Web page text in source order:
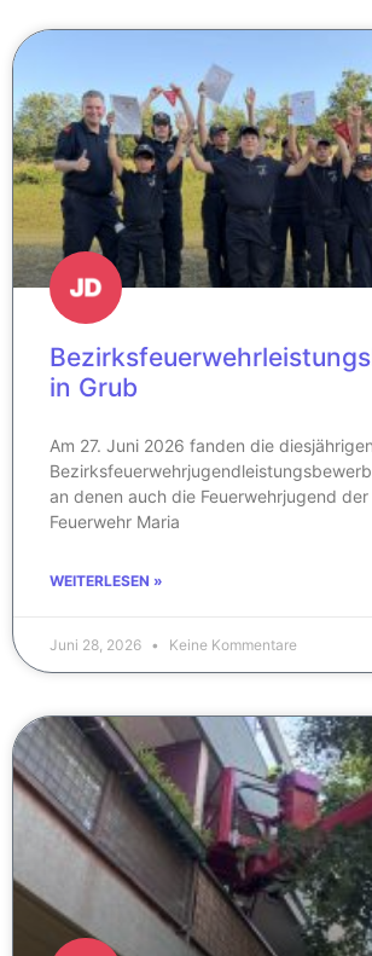
in Grub
Am 27. Juni 2026 fanden die diesjährigen
an denen auch die Feuerwehrjugend der
Feuerwehr Maria
WEITERLESEN »
Juni 28, 2026 Keine Kommentare